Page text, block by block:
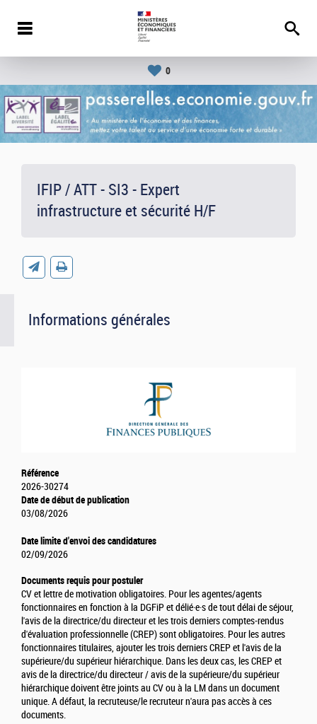
0
IFIP / ATT - SI3 - Expert
infrastructure et sécurité H/F
Informations générales
Référence
2026-30274
Date de début de publication
03/08/2026
Date limite d'envoi des candidatures
02/09/2026
Documents requis pour postuler
CV et lettre de motivation obligatoires. Pour les agentes/agents
fonctionnaires en fonction à la DGFiP et délié·e·s de tout délai de séjour,
l'avis de la directrice/du directeur et les trois derniers comptes-rendus
d'évaluation professionnelle (CREP) sont obligatoires. Pour les autres
fonctionnaires titulaires, ajouter les trois derniers CREP et l'avis de la
supérieure/du supérieur hiérarchique. Dans les deux cas, les CREP et
avis de la directrice/du directeur / avis de la supérieure/du supérieur
hiérarchique doivent être joints au CV ou à la LM dans un document
unique. A défaut, la recruteuse/le recruteur n'aura pas accès à ces
documents.